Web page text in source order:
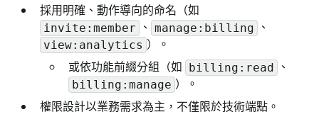
採用明確、動作導向的命名（如
invite:member 、 manage:billing 、
view:analytics ）。
或依功能前綴分組（如 billing:read 、
billing:manage ）。
權限設計以業務需求為主，不僅限於技術端點。